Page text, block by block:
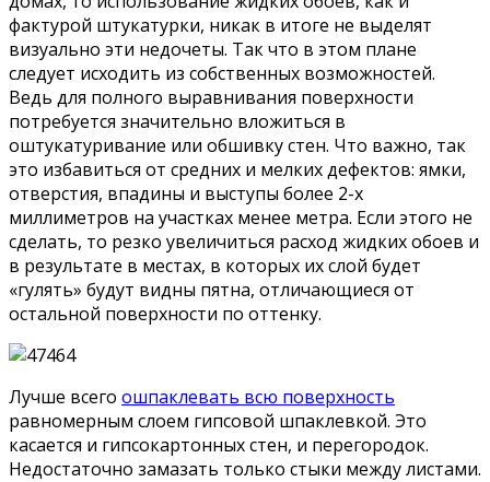
фактурой штукатурки, никак в итоге не выделят
визуально эти недочеты. Так что в этом плане
следует исходить из собственных возможностей.
Ведь для полного выравнивания поверхности
потребуется значительно вложиться в
оштукатуривание или обшивку стен. Что важно, так
это избавиться от средних и мелких дефектов: ямки,
отверстия, впадины и выступы более 2-х
миллиметров на участках менее метра. Если этого не
сделать, то резко увеличиться расход жидких обоев и
в результате в местах, в которых их слой будет
«гулять» будут видны пятна, отличающиеся от
остальной поверхности по оттенку.
Лучше всего ошпаклевать всю поверхность
равномерным слоем гипсовой шпаклевкой. Это
касается и гипсокартонных стен, и перегородок.
Недостаточно замазать только стыки между листами.